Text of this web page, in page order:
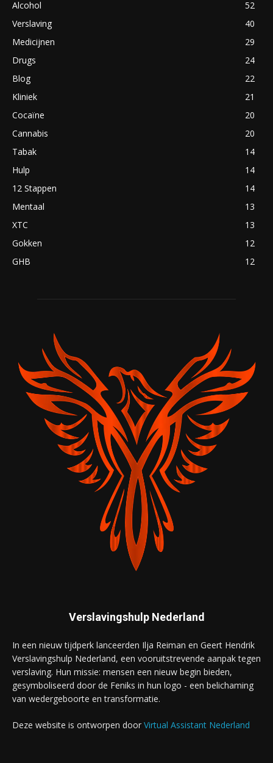
Alcohol
52
Verslaving
40
Medicijnen
29
Drugs
24
Blog
22
Kliniek
21
Cocaïne
20
Cannabis
20
Tabak
14
Hulp
14
12 Stappen
14
Mentaal
13
XTC
13
Gokken
12
GHB
12
Verslavingshulp Nederland
In een nieuw tijdperk lanceerden Ilja Reiman en Geert Hendrik
Verslavingshulp Nederland, een vooruitstrevende aanpak tegen
verslaving. Hun missie: mensen een nieuw begin bieden,
gesymboliseerd door de Feniks in hun logo - een belichaming
van wedergeboorte en transformatie.
Deze website is ontworpen door Virtual Assistant Nederland